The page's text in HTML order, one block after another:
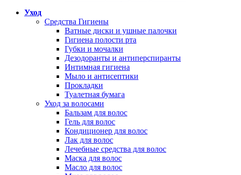
Уход
Средства Гигиены
Ватные диски и ушные палочки
Гигиена полости рта
Губки и мочалки
Дезодоранты и антиперспиранты
Интимная гигиена
Мыло и антисептики
Прокладки
Туалетная бумага
Уход за волосами
Бальзам для волос
Гель для волос
Кондиционер для волос
Лак для волос
Лечебные средства для волос
Маска для волос
Масло для волос